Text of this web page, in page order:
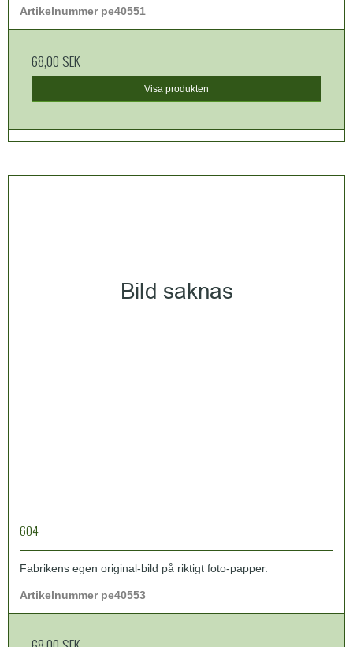
Artikelnummer pe40551
68,00 SEK
Visa produkten
604
Fabrikens egen original-bild på riktigt foto-papper.
Artikelnummer pe40553